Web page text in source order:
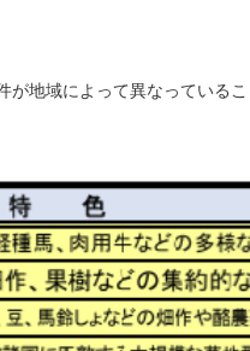
地域によって異なっている